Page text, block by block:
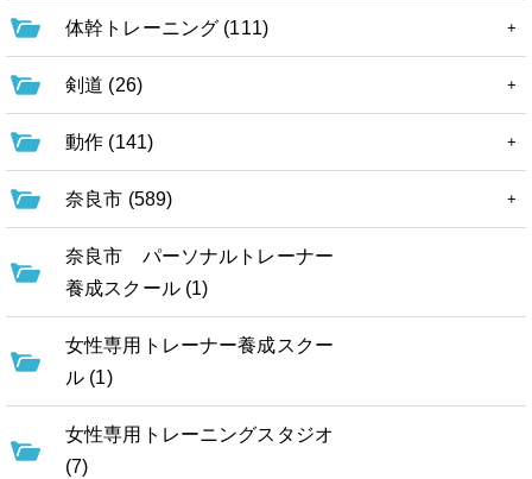
体幹トレーニング (111)
剣道 (26)
動作 (141)
奈良市 (589)
奈良市 パーソナルトレーナー
養成スクール (1)
女性専用トレーナー養成スクー
ル (1)
女性専用トレーニングスタジオ
(7)